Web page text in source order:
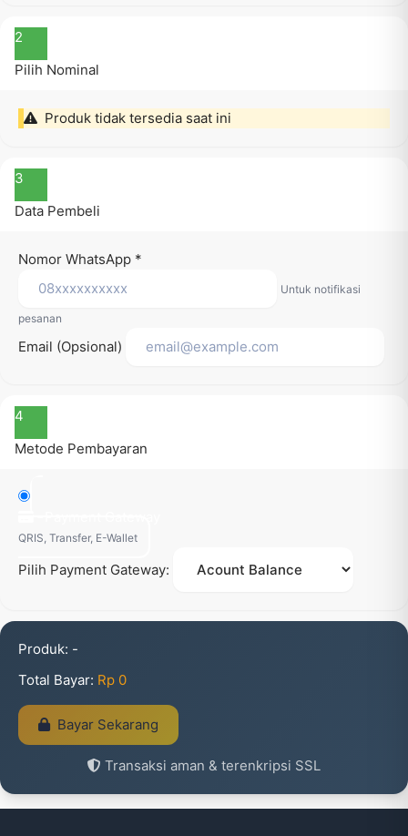
2
Pilih Nominal
Produk tidak tersedia saat ini
3
Data Pembeli
Nomor WhatsApp *
Untuk notifikasi
pesanan
Email (Opsional)
4
Metode Pembayaran
QRIS, Transfer, E-Wallet
Pilih Payment Gateway:
Produk: -
Total Bayar: Rp 0
Bayar Sekarang
Transaksi aman & terenkripsi SSL